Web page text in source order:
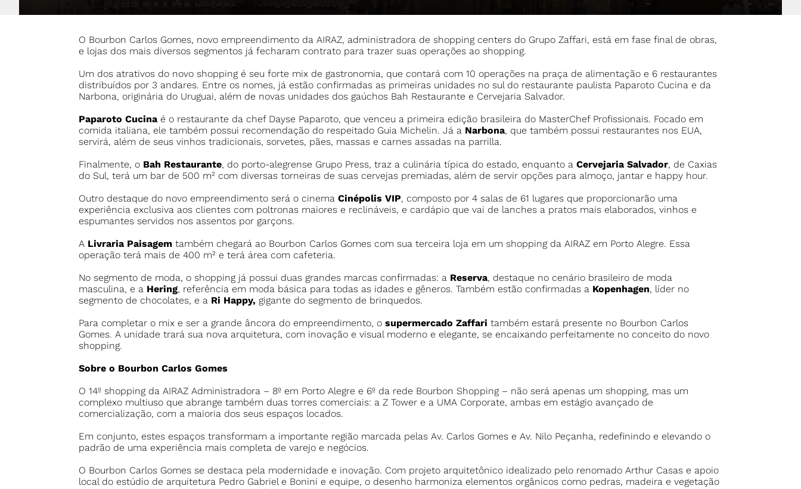
O Bourbon Carlos Gomes, novo empreendimento da AIRAZ, administradora de shopping centers do Grupo Zaffari, está em fase final de obras,
e lojas dos mais diversos segmentos já fecharam contrato para trazer suas operações ao shopping.
Um dos atrativos do novo shopping é seu forte mix de gastronomia, que contará com 10 operações na praça de alimentação e 6 restaurantes
distribuídos por 3 andares. Entre os nomes, já estão confirmadas as primeiras unidades no sul do restaurante paulista Paparoto Cucina e da
Narbona, originária do Uruguai, além de novas unidades dos gaúchos Bah Restaurante e Cervejaria Salvador.
Paparoto Cucina é o restaurante da chef Dayse Paparoto, que venceu a primeira edição brasileira do MasterChef Profissionais. Focado em
comida italiana, ele também possui recomendação do respeitado Guia Michelin. Já a Narbona, que também possui restaurantes nos EUA,
servirá, além de seus vinhos tradicionais, sorvetes, pães, massas e carnes assadas na parrilla.
Finalmente, o Bah Restaurante, do porto-alegrense Grupo Press, traz a culinária típica do estado, enquanto a Cervejaria Salvador, de Caxias
do Sul, terá um bar de 500 m² com diversas torneiras de suas cervejas premiadas, além de servir opções para almoço, jantar e happy hour.
Outro destaque do novo empreendimento será o cinema Cinépolis VIP, composto por 4 salas de 61 lugares que proporcionarão uma
experiência exclusiva aos clientes com poltronas maiores e reclináveis, e cardápio que vai de lanches a pratos mais elaborados, vinhos e
espumantes servidos nos assentos por garçons.
A Livraria Paisagem também chegará ao Bourbon Carlos Gomes com sua terceira loja em um shopping da AIRAZ em Porto Alegre. Essa
operação terá mais de 400 m² e terá área com cafeteria.
No segmento de moda, o shopping já possui duas grandes marcas confirmadas: a Reserva, destaque no cenário brasileiro de moda
masculina, e a Hering, referência em moda básica para todas as idades e gêneros. Também estão confirmadas a Kopenhagen, líder no
segmento de chocolates, e a Ri Happy, gigante do segmento de brinquedos.
Para completar o mix e ser a grande âncora do empreendimento, o supermercado Zaffari também estará presente no Bourbon Carlos
Gomes. A unidade trará sua nova arquitetura, com inovação e visual moderno e elegante, se encaixando perfeitamente no conceito do novo
shopping.
Sobre o Bourbon Carlos Gomes
O 14º shopping da AIRAZ Administradora – 8º em Porto Alegre e 6º da rede Bourbon Shopping – não será apenas um shopping, mas um
complexo multiuso que abrange também duas torres comerciais: a Z Tower e a UMA Corporate, ambas em estágio avançado de
comercialização, com a maioria dos seus espaços locados.
Em conjunto, estes espaços transformam a importante região marcada pelas Av. Carlos Gomes e Av. Nilo Peçanha, redefinindo e elevando o
padrão de uma experiência mais completa de varejo e negócios.
O Bourbon Carlos Gomes se destaca pela modernidade e inovação. Com projeto arquitetônico idealizado pelo renomado Arthur Casas e apoio
local do estúdio de arquitetura Pedro Gabriel e Bonini e equipe, o desenho harmoniza elementos orgânicos como pedras, madeira e vegetação